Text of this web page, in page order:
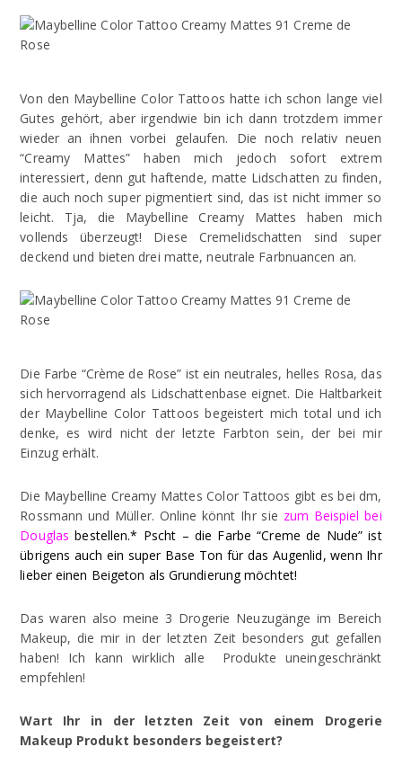
Von den Maybelline Color Tattoos hatte ich schon lange viel
Gutes gehört, aber irgendwie bin ich dann trotzdem immer
wieder an ihnen vorbei gelaufen. Die noch relativ neuen
“Creamy Mattes” haben mich jedoch sofort extrem
interessiert, denn gut haftende, matte Lidschatten zu finden,
die auch noch super pigmentiert sind, das ist nicht immer so
leicht. Tja, die Maybelline Creamy Mattes haben mich
vollends überzeugt! Diese Cremelidschatten sind super
deckend und bieten drei matte, neutrale Farbnuancen an.
Die Farbe “Crème de Rose” ist ein neutrales, helles Rosa, das
sich hervorragend als Lidschattenbase eignet. Die Haltbarkeit
der Maybelline Color Tattoos begeistert mich total und ich
denke, es wird nicht der letzte Farbton sein, der bei mir
Einzug erhält.
Die Maybelline Creamy Mattes Color Tattoos gibt es bei dm,
Rossmann und Müller. Online könnt Ihr sie zum Beispiel bei
Douglas bestellen.* Pscht – die Farbe “Creme de Nude” ist
übrigens auch ein super Base Ton für das Augenlid, wenn Ihr
lieber einen Beigeton als Grundierung möchtet!
Das waren also meine 3 Drogerie Neuzugänge im Bereich
Makeup, die mir in der letzten Zeit besonders gut gefallen
haben! Ich kann wirklich alle Produkte uneingeschränkt
empfehlen!
Wart Ihr in der letzten Zeit von einem Drogerie
Makeup Produkt besonders begeistert?